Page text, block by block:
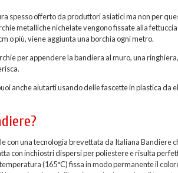
spesso offerto da produttori asiatici ma non per
metalliche nichelate vengono fissate alla
o più, viene aggiunta una borchia ogni metro.
per appendere la bandiera al muro, una
anche aiutarti usando delle fascette in plastica da
con una tecnologia brevettata da Italiana Bandiere
con inchiostri dispersi per poliestere e risulta
(165°C) fissa in modo permanente il